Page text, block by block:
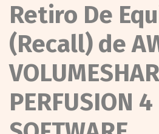
Retiro De
(Recall) de
PERFUSION 4